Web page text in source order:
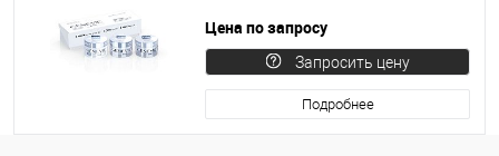
Цена по запросу
Запросить цену
Подробнее